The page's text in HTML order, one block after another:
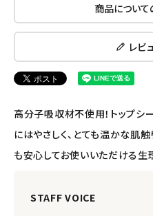
アルモニベルツ
コラム・スタッフのおすすめ
ご利用ガイド等
ようこそ ゲスト 様
商品につい
レビ
高分子吸収材不使用！トップシ
にはやさしく、とても温かな肌
も安心してお使いいただける生
STAFF VOICE